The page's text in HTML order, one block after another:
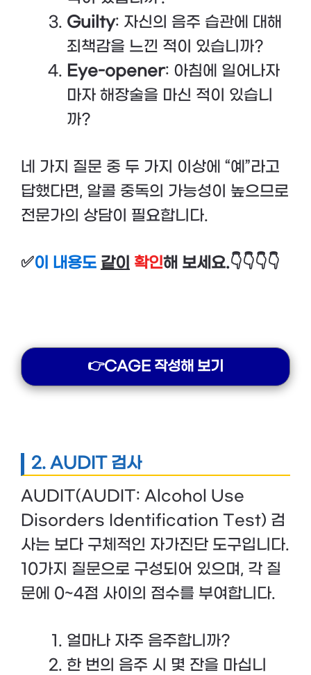
Guilty: 자신의 음주 습관에 대해
죄책감을 느낀 적이 있습니까?
Eye-opener: 아침에 일어나자
마자 해장술을 마신 적이 있습니
까?
네 가지 질문 중 두 가지 이상에 “예”라고
답했다면, 알콜 중독의 가능성이 높으므로
전문가의 상담이 필요합니다.
✅이 내용도 같이 확인해 보세요.👇👇👇👇
👉CAGE 작성해 보기
2. AUDIT 검사
AUDIT(AUDIT: Alcohol Use
Disorders Identification Test) 검
사는 보다 구체적인 자가진단 도구입니다.
10가지 질문으로 구성되어 있으며, 각 질
문에 0~4점 사이의 점수를 부여합니다.
얼마나 자주 음주합니까?
한 번의 음주 시 몇 잔을 마십니